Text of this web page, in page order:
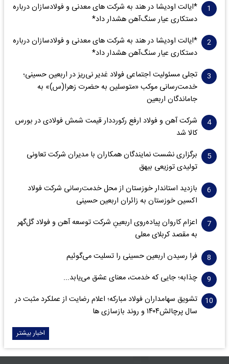
*ایالت اودیشا در هند به شرکت های معدنی و فولادسازان درباره
دستکاری عیار سنگ‌آهن هشدار داد*
*ایالت اودیشا در هند به شرکت های معدنی و فولادسازان درباره
دستکاری عیار سنگ‌آهن هشدار داد*
تجلی مسئولیت اجتماعی فولاد غدیر نی‌ریز در اربعین حسینی؛
خدمت‌رسانی موکب «متوسلین به حضرت زهرا(س)» به
جاماندگان اربعین
شرکت آهن و فولاد ارفع رکورددار قیمت شمش فولادی در بورس
کالا شد
برگزاری نشست نمایندگان همکاران با مدیران شرکت تعاونی
تولیدی توزیعی بیهق
بازدید استاندار خوزستان از محل خدمت‌رسانی شرکت فولاد
اکسین خوزستان به زائران اربعین حسینی
اعزام کاروان پیاده‌روی اربعینِ شرکت توسعه آهن و فولاد گل‌گهر
به مقصد کربلای معلی
فرا رسیدن اربعین حسینی را تسلیت می‌گوئیم
چذابه؛ جایی که خدمت، معنای عشق می‌یابد...
تشویق سهامداران فولاد مبارکه؛ اعلام رضایت از عملکرد مثبت در
سال پرچالش۱۴۰۴ و روند بازسازی ها
اخبار بیشتر